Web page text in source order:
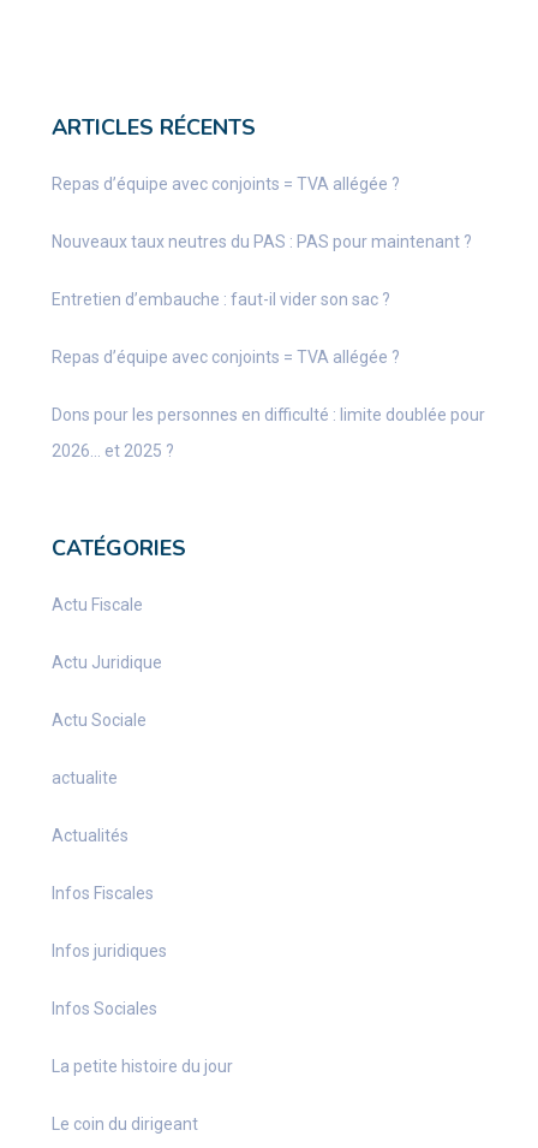
ARTICLES RÉCENTS
Repas d’équipe avec conjoints = TVA allégée ?
Nouveaux taux neutres du PAS : PAS pour maintenant ?
Entretien d’embauche : faut-il vider son sac ?
Repas d’équipe avec conjoints = TVA allégée ?
Dons pour les personnes en difficulté : limite doublée pour
2026… et 2025 ?
CATÉGORIES
Actu Fiscale
Actu Juridique
Actu Sociale
actualite
Actualités
Infos Fiscales
Infos juridiques
Infos Sociales
La petite histoire du jour
Le coin du dirigeant